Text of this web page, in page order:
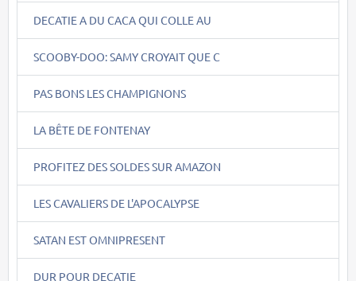
DECATIE A DU CACA QUI COLLE AU
SCOOBY-DOO: SAMY CROYAIT QUE C
PAS BONS LES CHAMPIGNONS
LA BÊTE DE FONTENAY
PROFITEZ DES SOLDES SUR AMAZON
LES CAVALIERS DE L'APOCALYPSE
SATAN EST OMNIPRESENT
DUR POUR DECATIE